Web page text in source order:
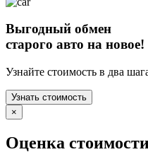
Выгодный обмен
старого авто на новое!
Узнайте стоимость в два
Узнать стоимость
×
Оценка